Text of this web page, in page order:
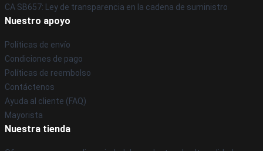
CA SB657: Ley de transparencia en la cadena de suministro
Nuestro apoyo
Políticas de envío
Condiciones de pago
Políticas de reembolso
Contáctenos
Ayuda al cliente (FAQ)
Mayorista
Nuestra tienda